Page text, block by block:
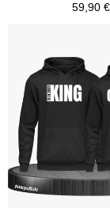
59,90 €